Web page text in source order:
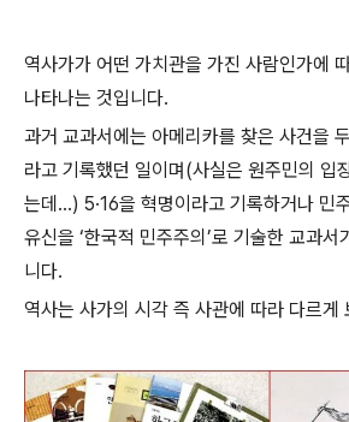
역사가가 어떤 가치관을 가진 사람인가에
나타나는 것입니다.
과거 교과서에는 아메리카를 찾은 사건을 두
라고 기록했던 일이며(사실은 원주민의 입
는데...) 5·16을 혁명이라고 기록하거나 민
유신을 ‘한국적 민주주의’로 기술한 교과
니다.
역사는 사가의 시각 즉 사관에 따라 다르게